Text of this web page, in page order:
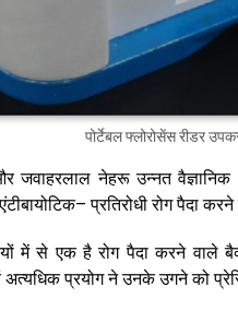
पोर्टेबल फ्लोरोसेंस रीडर
जवाहरलाल नेहरू उन्नत
प्रतिरोधी रोग पैदा
में से एक है रोग पैदा करने वाले
प्रयोग ने उनके उगने को